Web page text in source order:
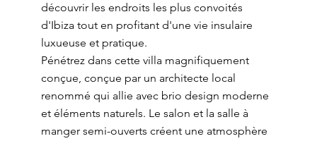
découvrir les endroits les plus convoités
d'Ibiza tout en profitant d'une vie insulaire
luxueuse et pratique.
Pénétrez dans cette villa magnifiquement
conçue, conçue par un architecte local
renommé qui allie avec brio design moderne
et éléments naturels. Le salon et la salle à
manger semi-ouverts créent une atmosphère